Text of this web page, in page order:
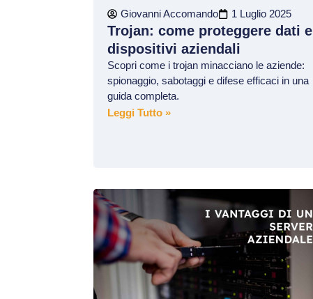
Giovanni Accomando 1 Luglio 2025
Trojan: come proteggere dati e
dispositivi aziendali
Scopri come i trojan minacciano le aziende:
spionaggio, sabotaggi e difese efficaci in una
guida completa.
Leggi Tutto »